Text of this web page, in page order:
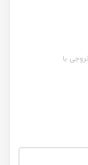
آمپر جریان خروجی با